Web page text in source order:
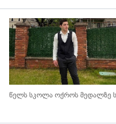
წელს სკოლა ოქროს მედალზე